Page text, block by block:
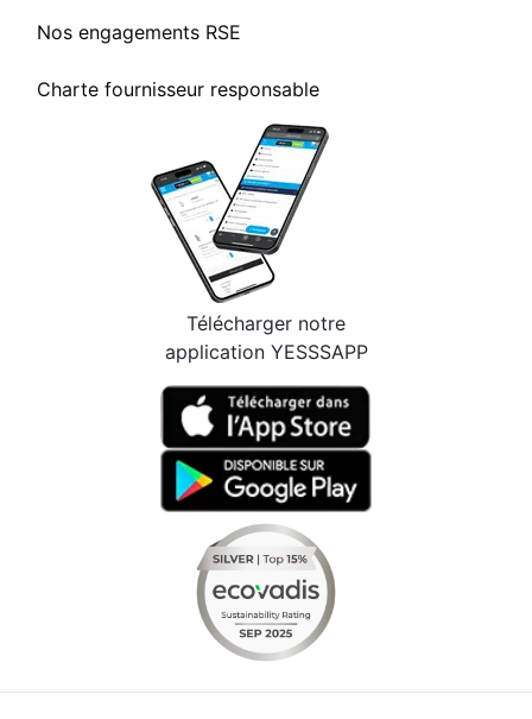
Nos engagements RSE
Charte fournisseur responsable
Télécharger notre
application YESSSAPP